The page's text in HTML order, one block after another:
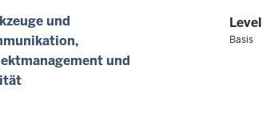
und
und
Level
Basis